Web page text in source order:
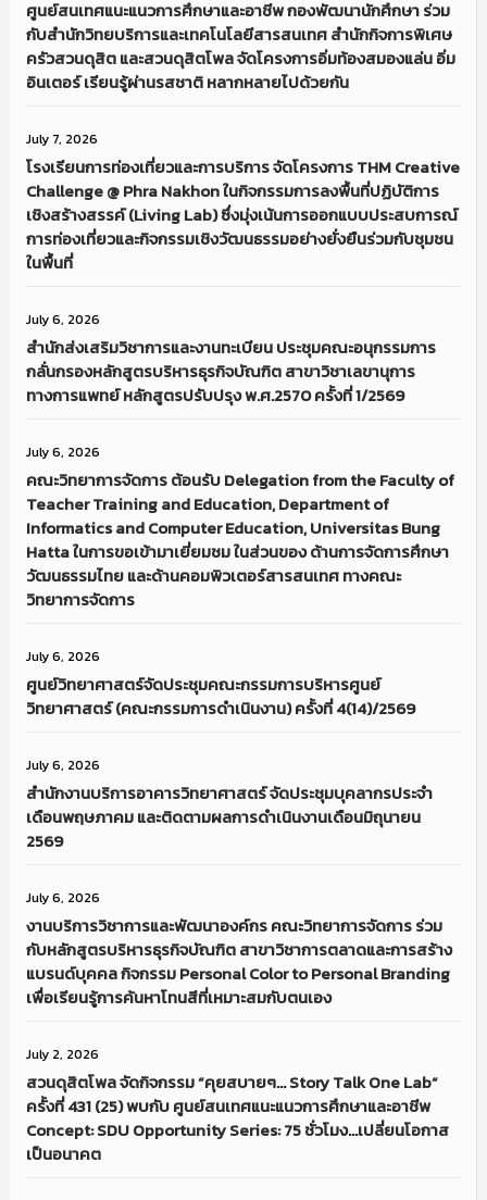
ศูนย์สนเทศแนะแนวการศึกษาและอาชีพ กองพัฒนานักศึกษา ร่วม
กับสำนักวิทยบริการและเทคโนโลยีสารสนเทศ สำนักกิจการพิเศษ
ครัวสวนดุสิต และสวนดุสิตโพล จัดโครงการอิ่มท้องสมองแล่น อิ่ม
อินเตอร์ เรียนรู้ผ่านรสชาติ หลากหลายไปด้วยกัน
July 7, 2026
โรงเรียนการท่องเที่ยวและการบริการ จัดโครงการ THM Creative
Challenge @ Phra Nakhon ในกิจกรรมการลงพื้นที่ปฏิบัติการ
เชิงสร้างสรรค์ (Living Lab) ซึ่งมุ่งเน้นการออกแบบประสบการณ์
การท่องเที่ยวและกิจกรรมเชิงวัฒนธรรมอย่างยั่งยืนร่วมกับชุมชน
ในพื้นที่
July 6, 2026
สำนักส่งเสริมวิชาการและงานทะเบียน ประชุมคณะอนุกรรมการ
กลั่นกรองหลักสูตรบริหารธุรกิจบัณฑิต สาขาวิชาเลขานุการ
ทางการแพทย์ หลักสูตรปรับปรุง พ.ศ.2570 ครั้งที่ 1/2569
July 6, 2026
คณะวิทยาการจัดการ ต้อนรับ Delegation from the Faculty of
Teacher Training and Education, Department of
Informatics and Computer Education, Universitas Bung
Hatta ในการขอเข้ามาเยี่ยมชม ในส่วนของ ด้านการจัดการศึกษา
วัฒนธรรมไทย และด้านคอมพิวเตอร์สารสนเทศ ทางคณะ
วิทยาการจัดการ
July 6, 2026
ศูนย์วิทยาศาสตร์จัดประชุมคณะกรรมการบริหารศูนย์
วิทยาศาสตร์ (คณะกรรมการดำเนินงาน) ครั้งที่ 4(14)/2569
July 6, 2026
สำนักงานบริการอาคารวิทยาศาสตร์ จัดประชุมบุคลากรประจำ
เดือนพฤษภาคม และติดตามผลการดำเนินงานเดือนมิถุนายน
2569
July 6, 2026
งานบริการวิชาการและพัฒนาองค์กร คณะวิทยาการจัดการ ร่วม
กับหลักสูตรบริหารธุรกิจบัณฑิต สาขาวิชาการตลาดและการสร้าง
แบรนด์บุคคล กิจกรรม Personal Color to Personal Branding
เพื่อเรียนรู้การค้นหาโทนสีที่เหมาะสมกับตนเอง
July 2, 2026
สวนดุสิตโพล จัดกิจกรรม “คุยสบายๆ… Story Talk One Lab“
ครั้งที่ 431 (25) พบกับ ศูนย์สนเทศแนะแนวการศึกษาและอาชีพ
Concept: SDU Opportunity Series: 75 ชั่วโมง…เปลี่ยนโอกาส
เป็นอนาคต